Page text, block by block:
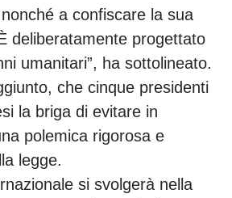
a confiscare la sua
deliberatamente progettato
umanitari”, ha sottolineato.
che cinque presidenti
la briga di evitare in
polemica rigorosa e
legge.
si svolgerà nella